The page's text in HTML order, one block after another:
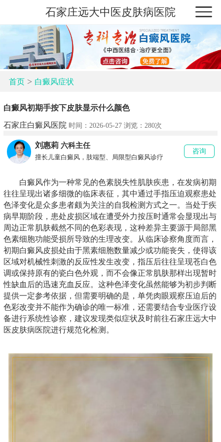
石家庄远大中医皮肤病医院
首页> 白癜风症状
白癜风初期手按下皮肤显示什么颜色
石家庄白癜风医院 时间：2026-05-27 浏览： 280次
刘惠莉 六科主任
擅长儿童白癜风，肢端型、局限型白癜风诊疗
咨询
白癜风作为一种常见的色素脱失性肌肤疾患，在发病初期
往往呈现出诸多细微的临床表征，其中通过手指压迫观察患处
色泽变化是众多患者颇为关注的自我检测方式之一。当处于疾
病早期阶段，患处皮损区域在遭受外力按压时通常会显现出与
周边正常肌肤截然不同的色彩表现，这种差异主要源于局部黑
色素细胞功能受损所导致的生理改变。从临床诊察角度而言，
初期白癜风皮损处由于黑素细胞数量减少或功能丧失，使得该
区域对机械性刺激的反应性发生改变，指压后往往呈现苍白色
调或保持原有的瓷白色外观，而不会像正常肌肤那样出现暂时
性缺血后的迅速充血反应。这种色泽变化虽然能够为初步判断
提供一定参考依据，但需要明确的是，单凭肉眼观察压迫后的
色彩改变并不能作为确诊的唯一标准，还需要结合专业医疗设
备进行系统性诊察，建议发现类似症状及时前往石家庄远大中
医皮肤病医院进行规范化检测。